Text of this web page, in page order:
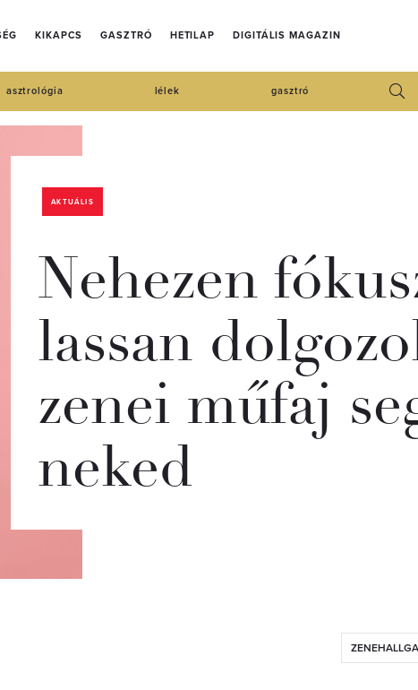
KIKAPCS GASZTRÓ HETILAP DIGITÁLIS MAGAZIN
asztrológia lélek gasztró
AKTUÁLIS
Nehezen
lassan
zenei műfaj
neked